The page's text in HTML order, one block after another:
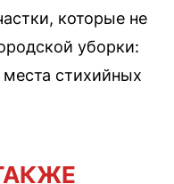
которые не
уборки:
стихийных